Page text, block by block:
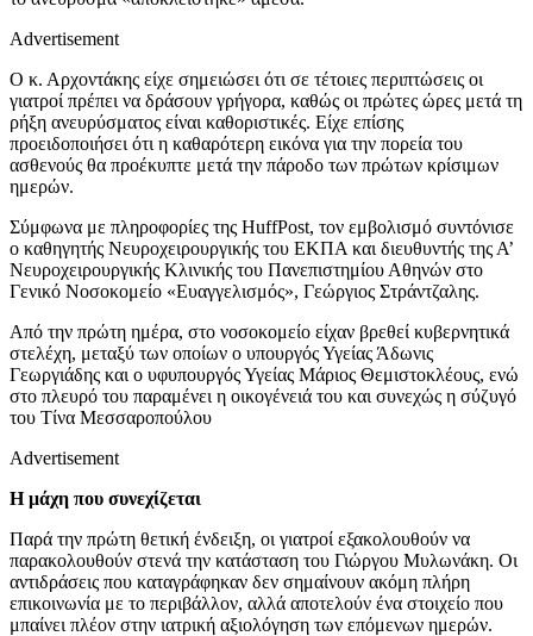
Advertisement
Ο κ. Αρχοντάκης είχε σημειώσει ότι σε τέτοιες περιπτώσεις οι
γιατροί πρέπει να δράσουν γρήγορα, καθώς οι πρώτες ώρες μετά τη
ρήξη ανευρύσματος είναι καθοριστικές. Είχε επίσης
προειδοποιήσει ότι η καθαρότερη εικόνα για την πορεία του
ασθενούς θα προέκυπτε μετά την πάροδο των πρώτων κρίσιμων
ημερών.
Σύμφωνα με πληροφορίες της HuffPost, τον εμβολισμό συντόνισε
ο καθηγητής Νευροχειρουργικής του ΕΚΠΑ και διευθυντής της Α’
Νευροχειρουργικής Κλινικής του Πανεπιστημίου Αθηνών στο
Γενικό Νοσοκομείο «Ευαγγελισμός», Γεώργιος Στράντζαλης.
Από την πρώτη ημέρα, στο νοσοκομείο είχαν βρεθεί κυβερνητικά
στελέχη, μεταξύ των οποίων ο υπουργός Υγείας Άδωνις
Γεωργιάδης και ο υφυπουργός Υγείας Μάριος Θεμιστοκλέους, ενώ
στο πλευρό του παραμένει η οικογένειά του και συνεχώς η σύζυγό
του Τίνα Μεσσαροπούλου
Advertisement
Η μάχη που συνεχίζεται
Παρά την πρώτη θετική ένδειξη, οι γιατροί εξακολουθούν να
παρακολουθούν στενά την κατάσταση του Γιώργου Μυλωνάκη. Οι
αντιδράσεις που καταγράφηκαν δεν σημαίνουν ακόμη πλήρη
επικοινωνία με το περιβάλλον, αλλά αποτελούν ένα στοιχείο που
μπαίνει πλέον στην ιατρική αξιολόγηση των επόμενων ημερών.